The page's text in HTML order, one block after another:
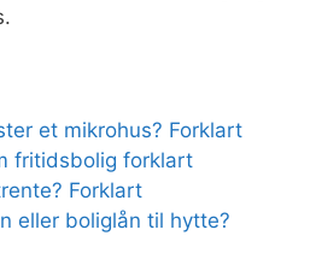
et mikrohus? Forklart
fritidsbolig forklart
Forklart
eller boliglån til hytte?